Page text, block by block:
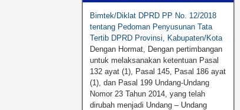
Bimtek/Diklat DPRD PP No. 12/2018
tentang Pedoman Penyusunan Tata
Tertib DPRD Provinsi, Kabupaten/Kota
Dengan Hormat, Dengan pertimbangan
untuk melaksanakan ketentuan Pasal
132 ayat (1), Pasal 145, Pasal 186 ayat
(1), dan Pasal 199 Undang-Undang
Nomor 23 Tahun 2014, yang telah
dirubah menjadi Undang – Undang